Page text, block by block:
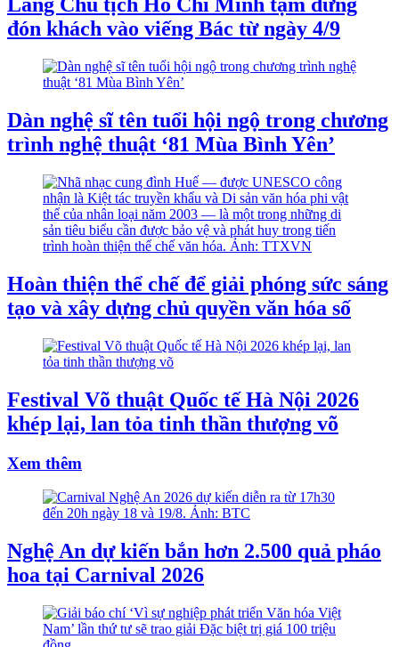
Lăng Chủ tịch Hồ Chí Minh tạm dừng
đón khách vào viếng Bác từ ngày 4/9
Dàn nghệ sĩ tên tuổi hội ngộ trong chương
trình nghệ thuật ‘81 Mùa Bình Yên’
Hoàn thiện thể chế để giải phóng sức sáng
tạo và xây dựng chủ quyền văn hóa số
Festival Võ thuật Quốc tế Hà Nội 2026
khép lại, lan tỏa tinh thần thượng võ
Xem thêm
Nghệ An dự kiến bắn hơn 2.500 quả pháo
hoa tại Carnival 2026